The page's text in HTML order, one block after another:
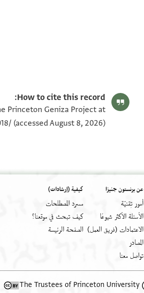
How to cite this record:
Princeton Geniza Project at
(accessed August 8, 2026).
عن برنستون جنيزا
أمور تِقنيّة
الأسئلة الأكثر شيوعًا
الاعتمادات (فريق العمل)
المصادر
تواصل معنا
كيفية (إرشادات)
مسرد المصطلحات
كيف تبحث في موقعنا؟
الصفحة الرئيسة